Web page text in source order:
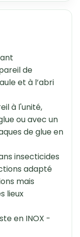
de
et à l’abri
à l'unité,
ou avec un
de glue en
insecticides
adapté
mais
lieux
en INOX -